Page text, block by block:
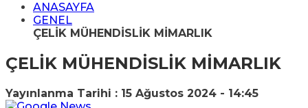
ANASAYFA
GENEL
ÇELİK MÜHENDİSLİK MİMARLIK
ÇELİK MÜHENDİSLİK MİMARLIK
Yayınlanma Tarihi : 15 Ağustos 2024 - 14:45